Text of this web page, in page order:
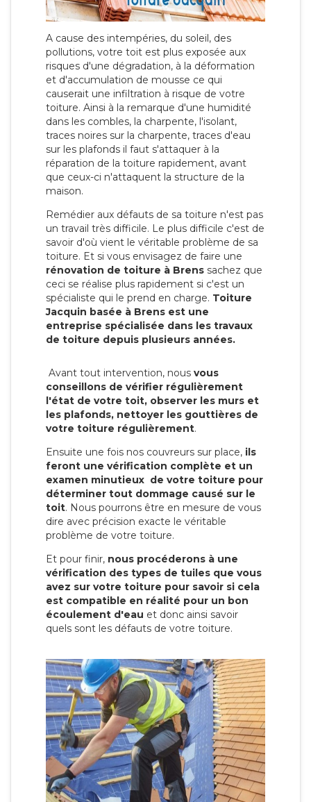
A cause des intempéries, du soleil, des
pollutions, votre toit est plus exposée aux
risques d'une dégradation, à la déformation
et d'accumulation de mousse ce qui
causerait une infiltration à risque de votre
toiture. Ainsi à la remarque d'une humidité
dans les combles, la charpente, l'isolant,
traces noires sur la charpente, traces d'eau
sur les plafonds il faut s'attaquer à la
réparation de la toiture rapidement, avant
que ceux-ci n'attaquent la structure de la
maison.
Remédier aux défauts de sa toiture n'est pas
un travail très difficile. Le plus difficile c'est de
savoir d'où vient le véritable problème de sa
toiture. Et si vous envisagez de faire une
rénovation de toiture à Brens sachez que
ceci se réalise plus rapidement si c'est un
spécialiste qui le prend en charge. Toiture
Jacquin basée à Brens est une
entreprise spécialisée dans les travaux
de toiture depuis plusieurs années.
Avant tout intervention, nous vous
conseillons de vérifier régulièrement
l'état de votre toit, observer les murs et
les plafonds, nettoyer les gouttières de
votre toiture régulièrement.
Ensuite une fois nos couvreurs sur place, ils
feront une vérification complète et un
examen minutieux de votre toiture pour
déterminer tout dommage causé sur le
toit. Nous pourrons être en mesure de vous
dire avec précision exacte le véritable
problème de votre toiture.
Et pour finir, nous procéderons à une
vérification des types de tuiles que vous
avez sur votre toiture pour savoir si cela
est compatible en réalité pour un bon
écoulement d'eau et donc ainsi savoir
quels sont les défauts de votre toiture.